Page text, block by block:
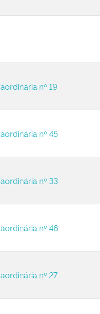
nº 19
nº 45
nº 33
nº 46
nº 27